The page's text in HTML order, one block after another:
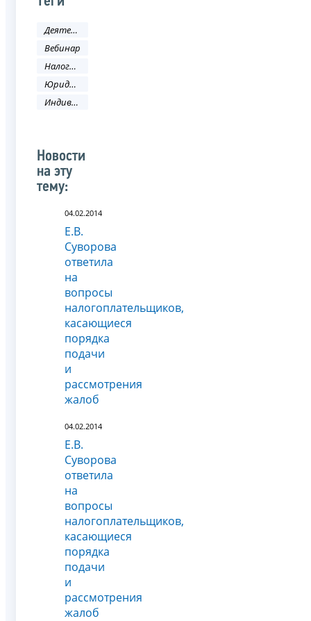
Деятельность ФНС
Вебинар
Налоговая политика и практика
Юридическое лицо
Индивидуальный предприниматель
Новости
на эту
тему:
04.02.2014
Е.В.
Суворова
ответила
на
вопросы
налогоплательщиков,
касающиеся
порядка
подачи
и
рассмотрения
жалоб
04.02.2014
Е.В.
Суворова
ответила
на
вопросы
налогоплательщиков,
касающиеся
порядка
подачи
и
рассмотрения
жалоб